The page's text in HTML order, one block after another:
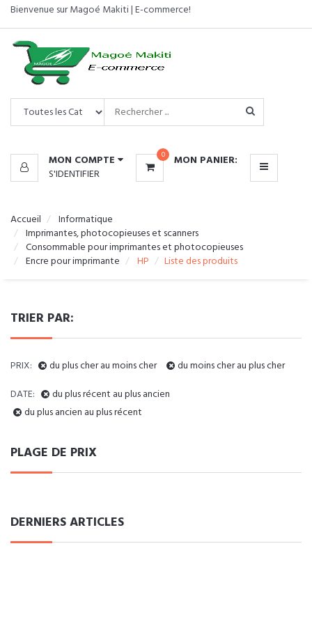
Bienvenue sur Magoé Makiti | E-commerce!
MON COMPTE
S'IDENTIFIER
0 MON PANIER:
CATÉGORIES
MENU
Accueil
Informatique
Imprimantes, photocopieuses et scanners
Consommable pour imprimantes et photocopieuses
Encre pour imprimante
HP Liste des produits
TRIER PAR:
PRIX: du plus cher au moins cher
du moins cher au plus cher
DATE:
du plus récent au plus ancien
du plus ancien au plus récent
PLAGE DE PRIX
DERNIERS ARTICLES